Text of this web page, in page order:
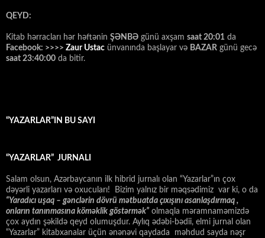
QEYD:
Kitab hərracları hər həftənin ŞƏNBƏ günü axşam saat 20:01 da
Facebook: >>>> Zaur Ustac ünvanında başlayar və BAZAR günü gecə
saat 23:40:00 da bitir.
“YAZARLAR”IN BU SAYI
“YAZARLAR” JURNALI
Salam olsun, Azərbaycanın ilk hibrid jurnalı olan “Yazarlar”ın çox
dəyərli yazarları və oxucuları! Bizim yalnız bir məqsədimiz var ki, o da
“Yaradıcı uşaq – gәnclәrin dövrü mәtbuatda çıxışını asanlaşdırmaq ,
onların tanınmasına kömәklik göstәrmәk” olmaqla məramnaməmizdə
çox aydın şəkildə qeyd olumuşdur. Aylıq ədəbi-bədii, elmi jurnal olan
“Yazarlar” kitabxanalar üçün ənənəvi qaydada məhdud sayda nəşr